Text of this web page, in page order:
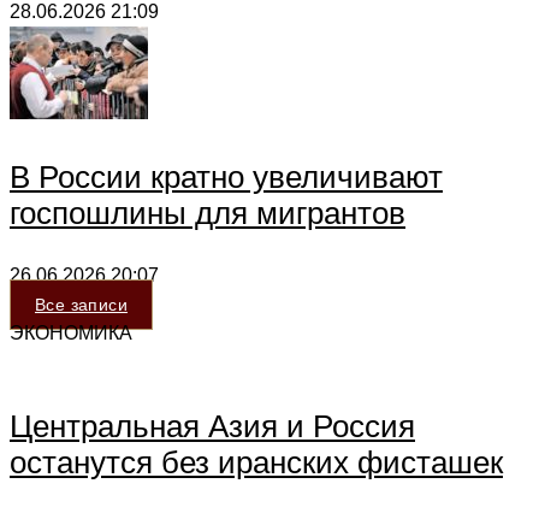
28.06.2026 21:09
В России кратно увеличивают
госпошлины для мигрантов
26.06.202620:07
Все записи
ЭКОНОМИКА
Центральная Азия и Россия
останутся без иранских фисташек